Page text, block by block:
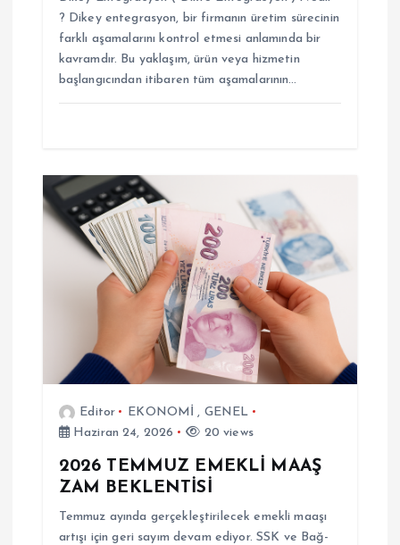
? Dikey entegrasyon, bir firmanın üretim sürecinin
farklı aşamalarını kontrol etmesi anlamında bir
kavramdır. Bu yaklaşım, ürün veya hizmetin
başlangıcından itibaren tüm aşamalarının…
Editor EKONOMİ , GENEL
Haziran 24, 2026
20 views
2026 TEMMUZ EMEKLİ MAAŞ
ZAM BEKLENTİSİ
Temmuz ayında gerçekleştirilecek emekli maaşı
artışı için geri sayım devam ediyor. SSK ve Bağ-